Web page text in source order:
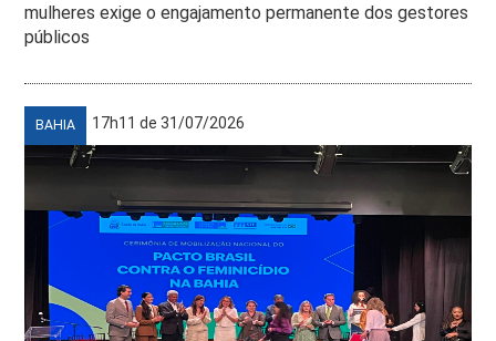
mulheres exige o engajamento permanente dos gestores
públicos
BAHIA 17h11 de 31/07/2026